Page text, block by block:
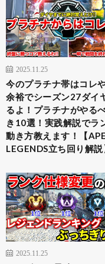
2025.11.25
今のプラチナ帯はコレ
余裕でシーズン27ダイ
るよ！プラチナがやる
き10選！実践解説でラ
動き方教えます！【
LEGENDS立ち回り解説
2025.11.25